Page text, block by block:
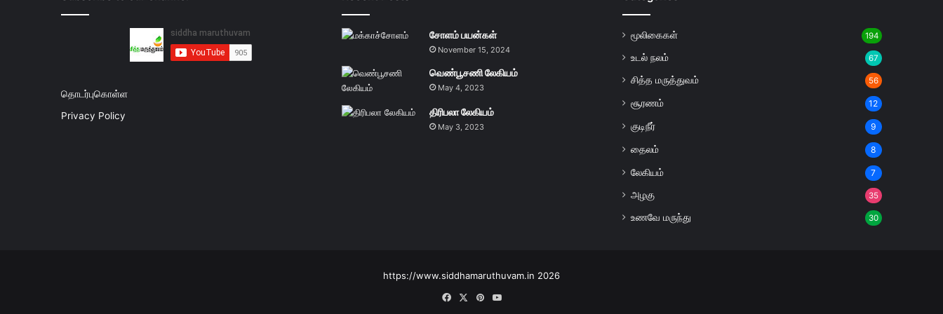
தொடர்புகொள்ள
Privacy Policy
சோளம் பயன்கள்
November 15, 2024
வெண்பூசணி லேகியம்
May 4, 2023
திரிபலா லேகியம்
May 3, 2023
மூலிகைகள் 194
உடல் நலம் 67
சித்த மருத்துவம் 56
சூரணம் 12
குடிநீர் 9
தைலம் 8
லேகியம் 7
அழகு 35
உணவே மருந்து 30
https://www.siddhamaruthuvam.in 2026
FacebookPinterestYouTube